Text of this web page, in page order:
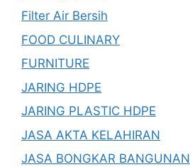
Filter Air Bersih
FOOD CULINARY
FURNITURE
JARING HDPE
JARING PLASTIC HDPE
JASA AKTA KELAHIRAN
JASA BONGKAR BANGUNAN